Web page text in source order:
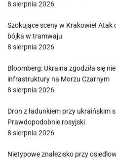
8 sierpnia 2026
Szokujące sceny w Krakowie!
bójka w tramwaju
8 sierpnia 2026
Bloomberg: Ukraina zgodziła się
infrastruktury na Morzu Czarnym
8 sierpnia 2026
Dron z ładunkiem przy ukraińskim
Prawdopodobnie rosyjski
8 sierpnia 2026
Nietypowe znalezisko przy